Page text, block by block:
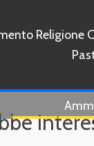
Religione